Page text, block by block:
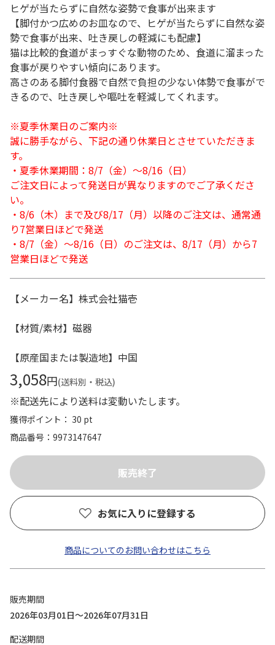
ヒゲが当たらずに自然な姿勢で食事が出来ます
【脚付かつ広めのお皿なので、ヒゲが当たらずに自然な姿
勢で食事が出来、吐き戻しの軽減にも配慮】
猫は比較的食道がまっすぐな動物のため、食道に溜まった
食事が戻りやすい傾向にあります。
高さのある脚付食器で自然で負担の少ない体勢で食事がで
きるので、吐き戻しや嘔吐を軽減してくれます。
※夏季休業日のご案内※
誠に勝手ながら、下記の通り休業日とさせていただきま
す。
・夏季休業期間：8/7（金）～8/16（日）
ご注文日によって発送日が異なりますのでご了承くださ
い。
・8/6（木）まで及び8/17（月）以降のご注文は、通常通
り7営業日ほどで発送
・8/7（金）～8/16（日）のご注文は、8/17（月）から7
営業日ほどで発送
【メーカー名】株式会社猫壱
【材質/素材】磁器
【原産国または製造地】中国
3,058円(送料別・税込)
※配送先により送料は変動いたします。
獲得ポイント： 30 pt
商品番号
9973147647
お気に入りに登録する
商品についてのお問い合わせはこちら
販売期間
2026年03月01日～2026年07月31日
配送期間